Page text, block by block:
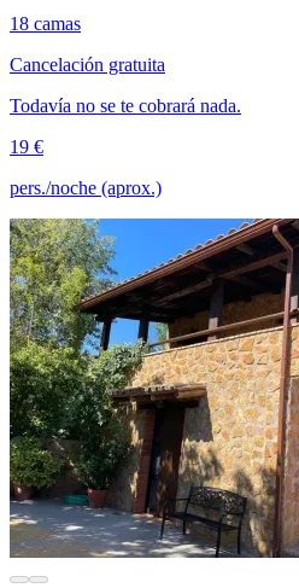
18 camas
Cancelación gratuita
Todavía no se te cobrará nada.
19 €
pers./noche (aprox.)